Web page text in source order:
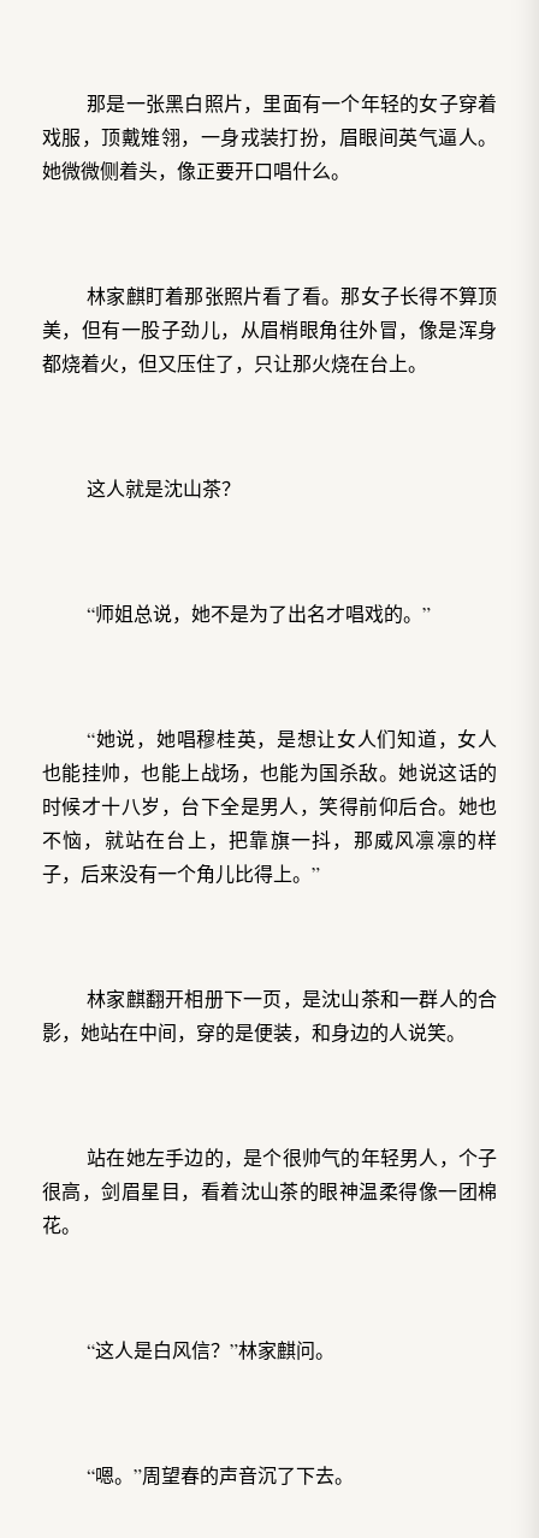
那是一张黑白照片，里面有一个年轻的女子穿着
戏服，顶戴雉翎，一身戎装打扮，眉眼间英气逼人。
她微微侧着头，像正要开口唱什么。
林家麒盯着那张照片看了看。那女子长得不算顶
美，但有一股子劲儿，从眉梢眼角往外冒，像是浑身
都烧着火，但又压住了，只让那火烧在台上。
这人就是沈山茶？
“师姐总说，她不是为了出名才唱戏的。”
“她说，她唱穆桂英，是想让女人们知道，女人
也能挂帅，也能上战场，也能为国杀敌。她说这话的
时候才十八岁，台下全是男人，笑得前仰后合。她也
不恼，就站在台上，把靠旗一抖，那威风凛凛的样
子，后来没有一个角儿比得上。”
林家麒翻开相册下一页，是沈山茶和一群人的合
影，她站在中间，穿的是便装，和身边的人说笑。
站在她左手边的，是个很帅气的年轻男人，个子
很高，剑眉星目，看着沈山茶的眼神温柔得像一团棉
花。
“这人是白风信？”林家麒问。
“嗯。”周望春的声音沉了下去。